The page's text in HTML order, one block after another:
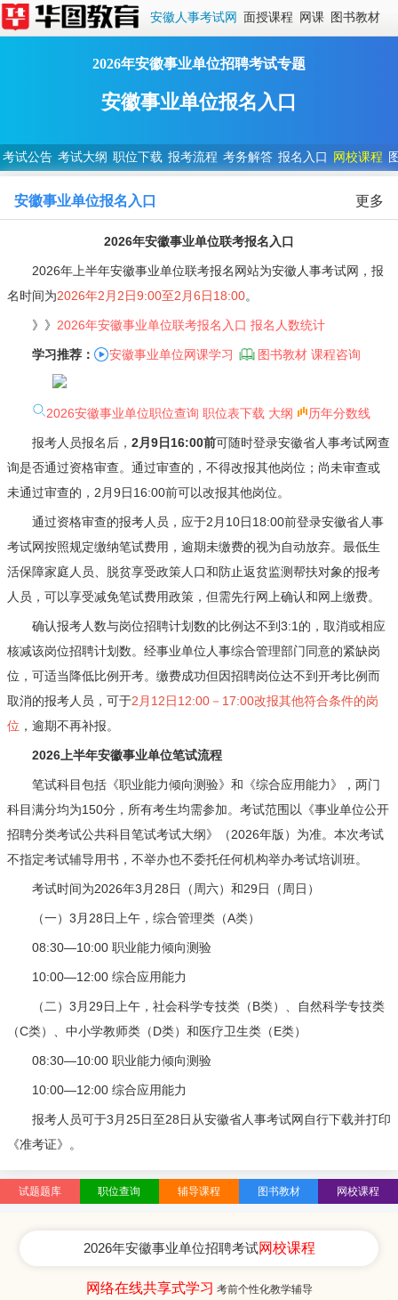
安徽人事考试网 面授课程 网课 图书教材
2026年安徽事业单位招聘考试专题
安徽事业单位报名入口
考试公告 考试大纲 职位下载 报考流程 考务解答 报名入口 网校课程
安徽事业单位报名入口 更多
2026年安徽事业单位联考报名入口
2026年上半年安徽事业单位联考报名网站为安徽人事考试网，报
名时间为2026年2月2日9:00至2月6日18:00。
》》 2026年安徽事业单位联考报名入口 报名人数统计
学习推荐： 安徽事业单位网课学习 图书教材 课程咨询
2026安徽事业单位职位查询 职位表下载 大纲 历年分数线
报考人员报名后， 2月9日16:00前可随时登录安徽省人事考试网查
询是否通过资格审查。通过审查的，不得改报其他岗位；尚未审查或
未通过审查的，2月9日16:00前可以改报其他岗位。
通过资格审查的报考人员，应于2月10日18:00前登录安徽省人事
考试网按照规定缴纳笔试费用，逾期未缴费的视为自动放弃。最低生
活保障家庭人员、脱贫享受政策人口和防止返贫监测帮扶对象的报考
人员，可以享受减免笔试费用政策，但需先行网上确认和网上缴费。
确认报考人数与岗位招聘计划数的比例达不到3:1的，取消或相应
核减该岗位招聘计划数。经事业单位人事综合管理部门同意的紧缺岗
位，可适当降低比例开考。缴费成功但因招聘岗位达不到开考比例而
取消的报考人员，可于2月12日12:00－17:00改报其他符合条件的岗
位 ，逾期不再补报。
2026上半年安徽事业单位笔试流程
笔试科目包括《职业能力倾向测验》和《综合应用能力》，两门
科目满分均为150分，所有考生均需参加。考试范围以《事业单位公开
招聘分类考试公共科目笔试考试大纲》（2026年版）为准。本次考试
不指定考试辅导用书，不举办也不委托任何机构举办考试培训班。
考试时间为2026年3月28日（周六）和29日（周日）
（一）3月28日上午，综合管理类（A类）
08:30—10:00 职业能力倾向测验
10:00—12:00 综合应用能力
（二）3月29日上午，社会科学专技类（B类）、自然科学专技类
（C类）、中小学教师类（D类）和医疗卫生类（E类）
08:30—10:00 职业能力倾向测验
10:00—12:00 综合应用能力
报考人员可于3月25日至28日从安徽省人事考试网自行下载并打印
《准考证》。
试题题库 职位查询 辅导课程 图书教材 网校课程
2026年安徽事业单位招聘考试网校课程
网络在线共享式学习 考前个性化教学辅导